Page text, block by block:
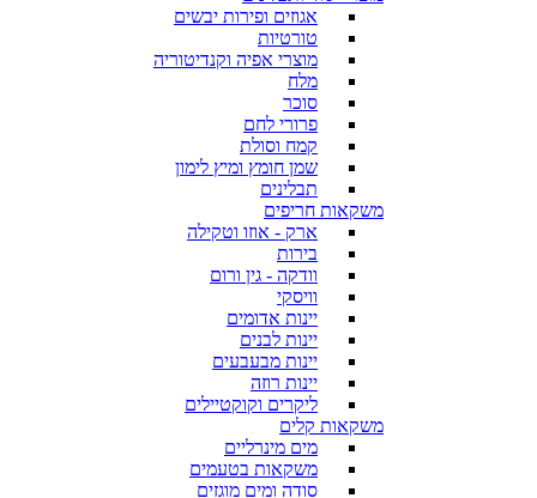
אגוזים ופירות יבשים
טורטיות
מוצרי אפיה וקנדיטוריה
מלח
סוכר
פרורי לחם
קמח וסולת
שמן חומץ ומיץ לימון
תבלינים
משקאות חריפים
ארק - אוזו וטקילה
בירות
וודקה - גין ורום
וויסקי
יינות אדומים
יינות לבנים
יינות מבעבעים
יינות רוזה
ליקרים וקוקטיילים
משקאות קלים
מים מינרליים
משקאות בטעמים
סודה ומים מוגזים